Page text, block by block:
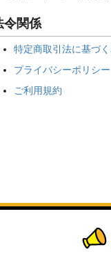
令関係
特定商取引法に基づ
プライバシーポリシー
ご利用規約